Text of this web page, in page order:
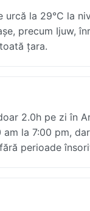
la 29°C la
precum Ijuw,
țara.
2.0h pe zi în
la 7:00 pm,
perioade